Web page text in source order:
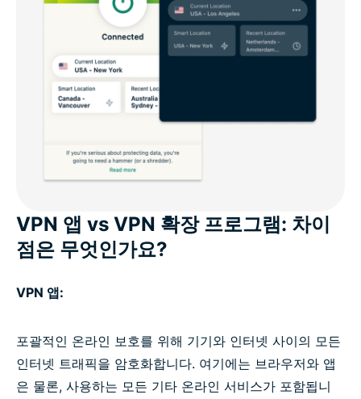
VPN 앱 vs VPN 확장 프로그램: 차이
점은 무엇인가요?
VPN 앱:
포괄적인 온라인 보호를 위해 기기와 인터넷 사이의 모든
인터넷 트래픽을 암호화합니다. 여기에는 브라우저와 앱
은 물론, 사용하는 모든 기타 온라인 서비스가 포함됩니